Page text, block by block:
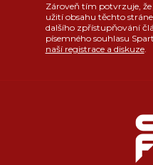
Zároveň tím potvrzuje,
užití obsahu těchto
dalšího zpřístupňování
písemného souhlasu
naší registrace a diskuze.